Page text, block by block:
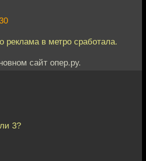
реклама в метро сработала.
сайт опер.ру.
3?